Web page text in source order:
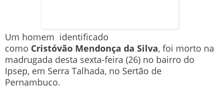
Um homem identificado
como Cristóvão Mendonça da Silva, foi morto na
madrugada desta sexta-feira (26) no bairro do
Ipsep, em Serra Talhada, no Sertão de
Pernambuco.